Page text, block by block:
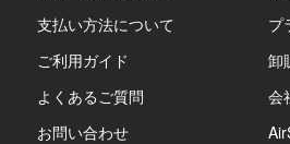
支払い方法について
ご利用ガイド
よくあるご質問
お問い合わせ
プ
卸
会